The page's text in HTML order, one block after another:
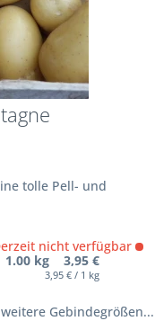
tolle Pell- und
nicht verfügbar
1.00 kg 3,95 €
3,95 € / 1 kg
weitere Gebindegrößen...